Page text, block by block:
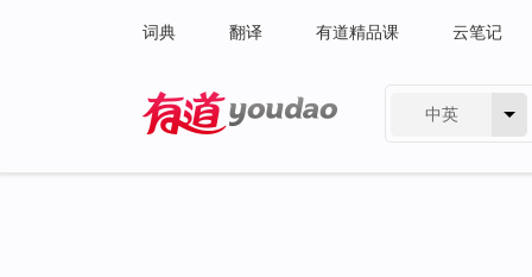
词典 翻译 有道精品课 云笔记
中英